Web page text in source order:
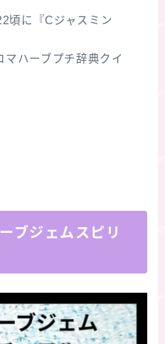
頃に『Cジャスミン
マハーブプチ辞典クイ
ブジェムスピリ